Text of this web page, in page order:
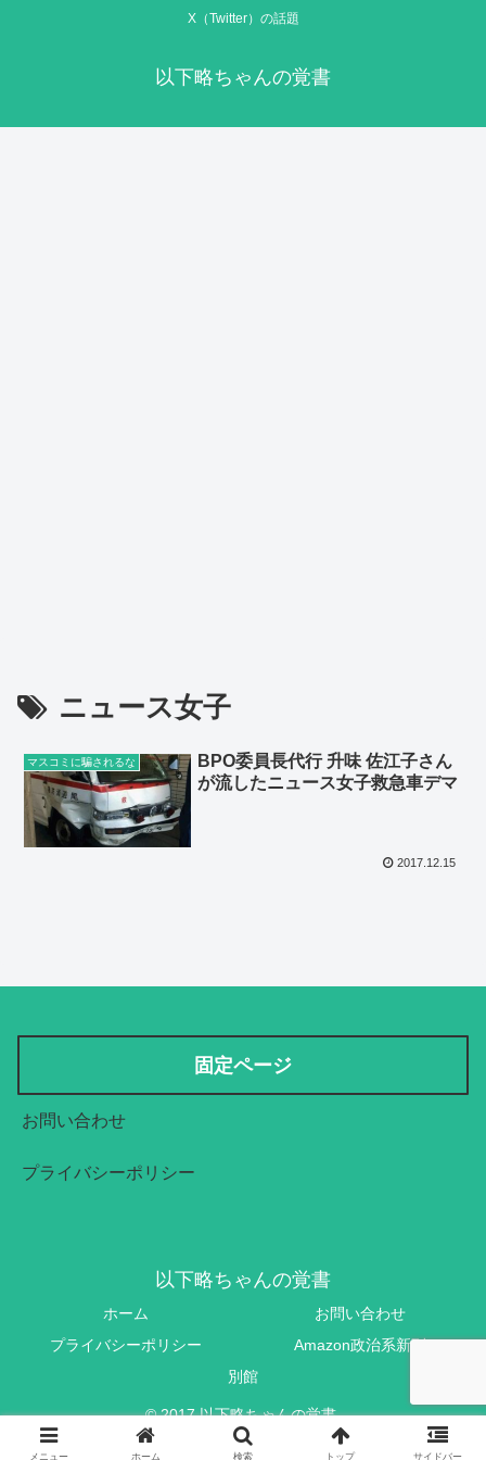
X（Twitter）の話題
以下略ちゃんの覚書
ニュース女子
マスコミに騙されるな
BPO委員長代行 升味 佐江子さん
が流したニュース女子救急車デマ
2017.12.15
固定ページ
お問い合わせ
プライバシーポリシー
以下略ちゃんの覚書
ホーム
お問い合わせ
プライバシーポリシー
Amazon政治系新刊
別館
© 2017 以下略ちゃんの覚書.
メニュー ホーム 検索 トップ サイドバー